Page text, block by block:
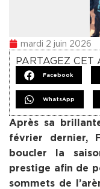
mardi 2 juin 2026
PARTAGEZ CET
Facebook
WhatsApp
Après sa
février dernier,
boucler la
prestige afin de
sommets de